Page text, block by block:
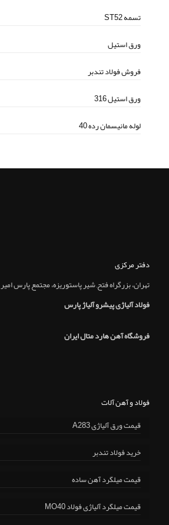
تسمه ST52
ورق استیل
فروش فولاد تندبر
ورق استیل 316
لوله مانیسمان رده 40
دفتر مرکزی
تهران، بزرگراه فتح, شير پاستوريزه، مجتمع پارس امير
فولاد آلیاژی پیشرو آلیاژ پارس
فروشگاه آهن هارد متال ایران
فولاد و آهن آلات
قیمت ورق آلیاژی A283
خرید فولاد تندبر
قیمت میلگرد آهن ساده
قیمت میلگرد آلیاژی فولاد MO40